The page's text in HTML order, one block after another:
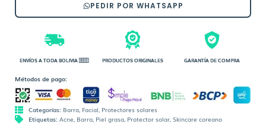
PEDIR POR WHATSAPP
ENVÍOS A TODA BOLIVIA 🇧🇴 PRODUCTOS ORIGINALES GARANTÍA DE COMPRA
Métodos de pago:
Categorías: Barra, Facial, Protectores solares
Etiquetas: Acne, Barra, Piel grasa, Protector solar, Skincare coreano